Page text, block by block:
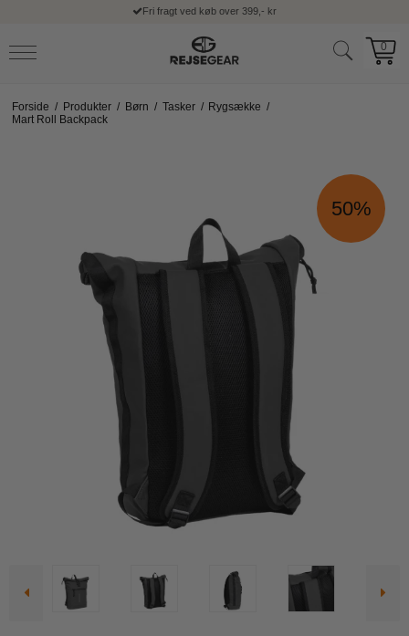
Fri fragt ved køb over 399,- kr
0
Forside / Produkter / Børn / Tasker / Rygsække /
Mart Roll Backpack
50%